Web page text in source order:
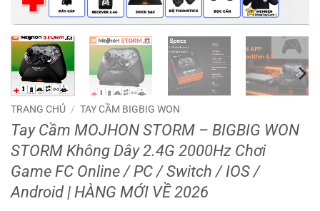
TRANG CHỦ / TAY CẦM BIGBIG WON
Tay Cầm MOJHON STORM – BIGBIG WON
STORM Không Dây 2.4G 2000Hz Chơi
Game FC Online / PC / Switch / IOS /
Android | HÀNG MỚI VỀ 2026